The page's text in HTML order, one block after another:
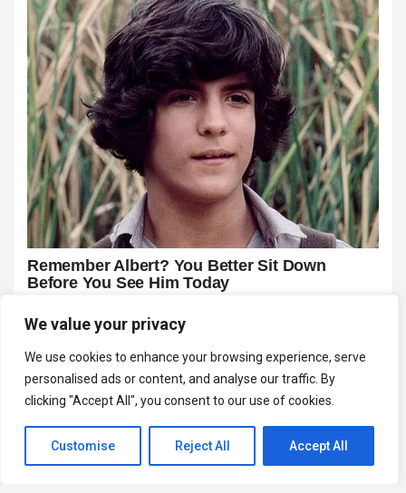
We value your privacy
We use cookies to enhance your browsing experience, serve
personalised ads or content, and analyse our traffic. By
clicking "Accept All", you consent to our use of cookies.
Customise Reject All Accept All